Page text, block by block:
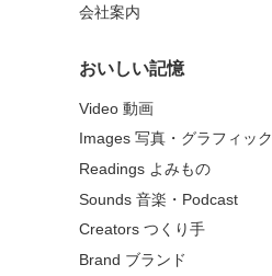
会社案内
おいしい記憶
Video 動画
Images 写真・グラフィック
Readings よみもの
Sounds 音楽・Podcast
Creators つくり手
Brand ブランド